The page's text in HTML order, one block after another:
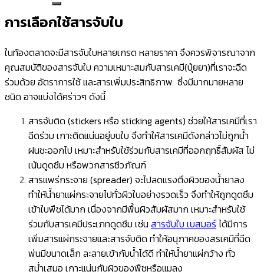
การเลือกใช้สารจับใบ
ในท้องตลาดจะมีสารจับใบหลายเกรด หลายราคา จึงควรพิจารณาจาก
คุณสมบัติของสารจับใบ ความเหมาะสมกับสารเคมี(ปุ๋ยยา)ที่เราจะฉีด
ร่วมด้วย อัตราการใช้ และสารเพิ่มประสิทธิภาพ ซึ่งมีมากมายหลาย
ชนิด อาจแบ่งได้คร่าวๆ ดังนี้
สารจับติด (stickers หรือ sticking agents) ช่วยให้สารเคมีที่เรา
ฉีดร่วม เกาะติดแน่นอยู่บนใบ จึงทำให้สารเคมีดังกล่าวไม่ถูกน้ำ
ฝนชะออกไป เหมาะสำหรับใช้ร่วมกับสารเคมีที่ออกฤทธิ์สัมผัส ไม่
เน้นดูดซึม หรือพวกสารชีวภัณฑ์
สารแพร่กระจาย (spreader) จะไปลดแรงตึงผิวของน้ำยาลง
ทำให้น้ำยาแผ่กระจายไปทั่วผิวใบอย่างรวดเร็ว จึงทำให้ถูกดูดซึม
เข้าใบพืชได้มาก เนื่องจากมีพื้นผิวสัมผัสมาก เหมาะสำหรับใช้
ร่วมกับสารเคมีประเภทดูดซึม เช่น สารจับใบ เบสมอร์ได้มีการ
เพิ่มสารแผ่กระจายและสารจับติด ทำให้อนุภาคของสรเคมีที่ฉีด
พ่นมีขนาดเล็ก ละลายเข้ากับน้ำได้ดี ทำให้น้ำยาแผ่กว้าง ทั่ว
สม่ำเสมอ เกาะแน่นกับผิวของพืชหรือแมลง